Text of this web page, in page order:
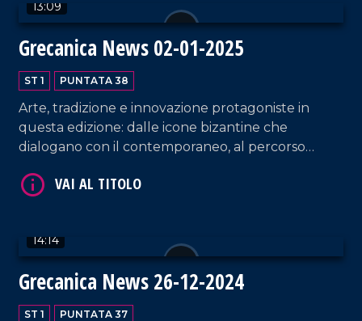
13:09
Grecanica News 02-01-2025
ST 1 PUNTATA 38
Arte, tradizione e innovazione protagoniste in
questa edizione: dalle icone bizantine che
dialogano con il contemporaneo, al percorso
Spettacoli di droni a Reggio Calabria incantano e
parrocchiale.
14:14
Grecanica News 26-12-2024
ST 1 PUNTATA 37
VAI AL TITOLO
VAI AL TITOLO